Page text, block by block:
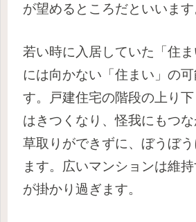
が望めるところだといいます
若い時に入居していた「住
には向かない「住まい」の
す。戸建住宅の階段の上り
はきつくなり、怪我にもつ
草取りができずに、ぼうぼ
ます。広いマンションは維
が掛かり過ぎます。